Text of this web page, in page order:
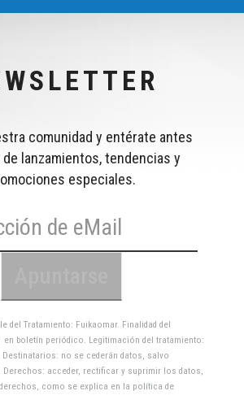
comunidad y entérate antes
de lanzamientos, tendencias y
especiales.
del Tratamiento: Fuikaomar. Finalidad del
boletín periódico. Legitimación del tratamiento:
no se cederán datos, salvo
acceder, rectificar y suprimir los datos,
como se explica en la política de